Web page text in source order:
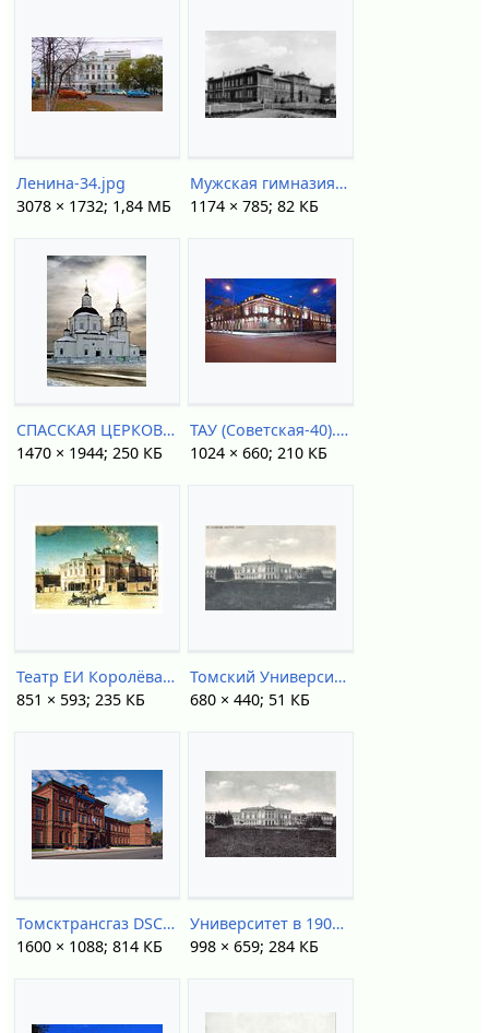
Ленина-34.jpg
3078 × 1732; 1,84 МБ
Мужская гимназия, конец XIX - начало ХХ века.jpg
1174 × 785; 82 КБ
СПАССКАЯ ЦЕРКОВЬ.jpg
1470 × 1944; 250 КБ
ТАУ (Советская-40).jpg
1024 × 660; 210 КБ
Театр ЕИ Королёва (1895).jpg
851 × 593; 235 КБ
Томский Университет (коллекция Нилова Виктора).jpg
680 × 440; 51 КБ
Томсктрансгаз DSC39953.jpg
1600 × 1088; 814 КБ
Университет в 1903.jpg
998 × 659; 284 КБ